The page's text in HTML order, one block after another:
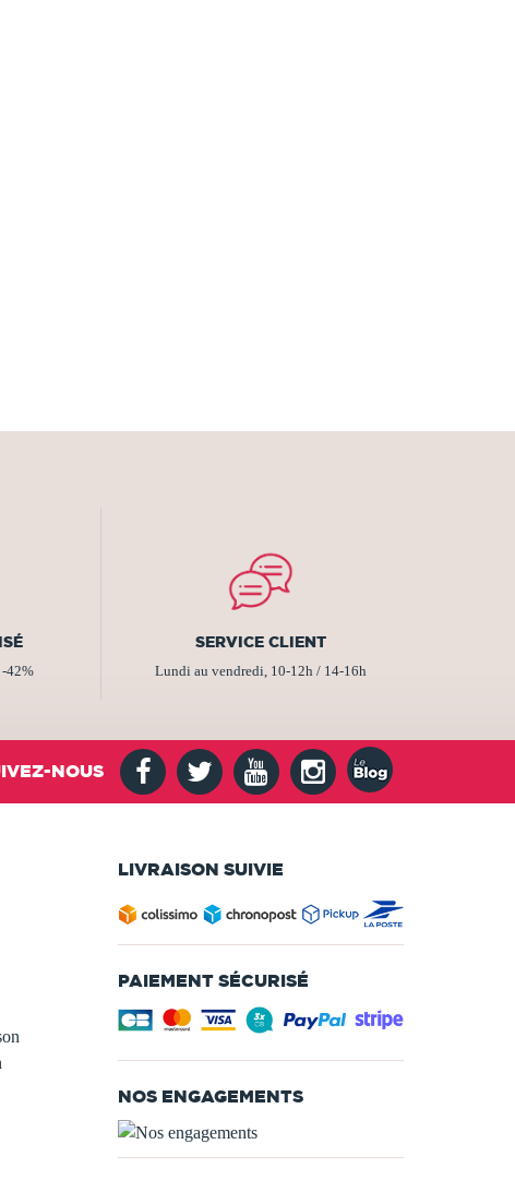
-42%
SERVICE CLIENT
Lundi au vendredi, 10-12h / 14-16h
NOUS
LIVRAISON SUIVIE
PAIEMENT SÉCURISÉ
NOS ENGAGEMENTS